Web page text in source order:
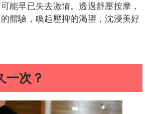
能早已失去激情。透過舒壓按摩，
體驗，喚起壓抑的渴望，沈浸美好
一次？